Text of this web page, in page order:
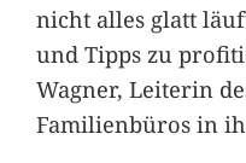
nicht alles glatt
und Tipps zu
Wagner, Leiterin
Familienbüros in